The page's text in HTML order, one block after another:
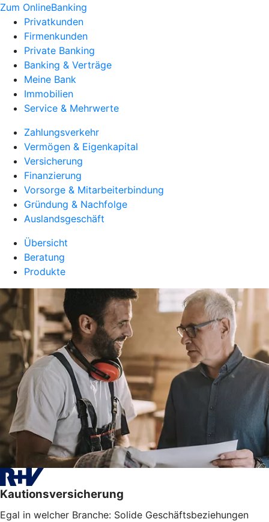
Zum OnlineBanking
Privatkunden
Firmenkunden
Private Banking
Banking & Verträge
Meine Bank
Immobilien
Service & Mehrwerte
Zahlungsverkehr
Vermögen & Eigenkapital
Versicherung
Finanzierung
Vorsorge & Mitarbeiterbindung
Gründung & Nachfolge
Auslandsgeschäft
Übersicht
Beratung
Produkte
Kautionsversicherung
Egal in welcher Branche: Solide Geschäftsbeziehungen